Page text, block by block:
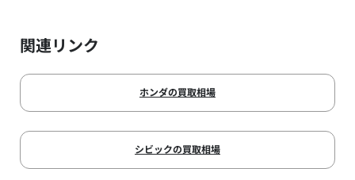
関連リンク
ホンダの買取相場
シビックの買取相場